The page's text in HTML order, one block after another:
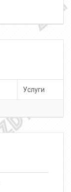
Услуги